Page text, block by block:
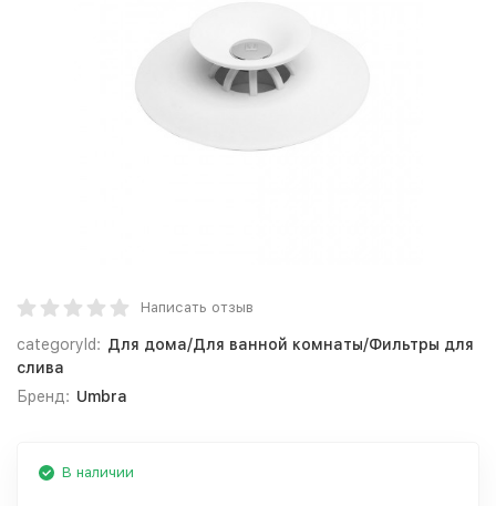
Написать отзыв
categoryId: Для дома/Для ванной комнаты/Фильтры для
слива
Бренд: Umbra
В наличии